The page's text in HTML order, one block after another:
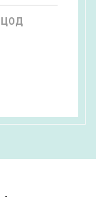
ЦОД